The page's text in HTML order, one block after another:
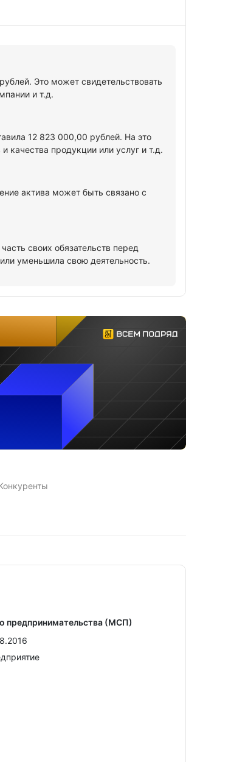
Это может свидетельствовать
и т.д.
12 823 000,00 рублей. На это
качества продукции или услуг и т.д.
актива может быть связано с
своих обязательств перед
уменьшила свою деятельность.
предпринимательства (МСП)